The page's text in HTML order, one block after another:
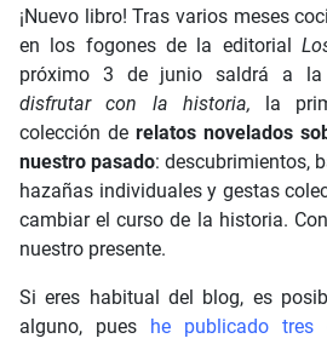
¡Nuevo libro! Tras varios meses
en los fogones de la editorial
próximo 3 de junio saldrá a
disfrutar con la historia, la
colección de relatos novelados
nuestro pasado: descubrimientos,
hazañas individuales y gestas
cambiar el curso de la historia.
nuestro presente.
Si eres habitual del blog, es
alguno, pues
he publicado